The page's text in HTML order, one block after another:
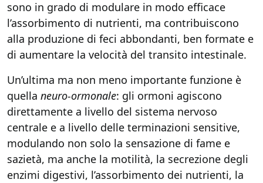
sono in grado di modulare in modo efficace
l’assorbimento di nutrienti, ma contribuiscono
alla produzione di feci abbondanti, ben formate e
di aumentare la velocità del transito intestinale.
Un’ultima ma non meno importante funzione è
quella neuro-ormonale: gli ormoni agiscono
direttamente a livello del sistema nervoso
centrale e a livello delle terminazioni sensitive,
modulando non solo la sensazione di fame e
sazietà, ma anche la motilità, la secrezione degli
enzimi digestivi, l’assorbimento dei nutrienti, la